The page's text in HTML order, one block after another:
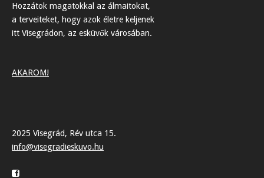
Hozzátok magatokkal az álmaitokat,
a terveiteket, hogy azok életre keljenek
itt Visegrádon, az esküvők városában.
AKAROM!
2025 Visegrád, Rév utca 15.
info@visegradieskuvo.hu